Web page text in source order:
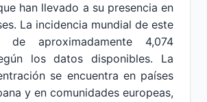
han llevado a su presencia en
La incidencia mundial de este
de aproximadamente 4,074
los datos disponibles. La
se encuentra en países
y en comunidades europeas,